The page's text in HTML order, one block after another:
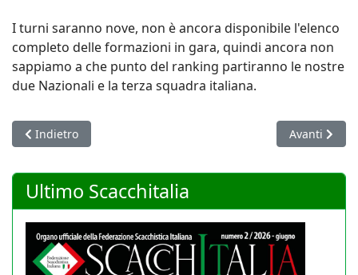
I turni saranno nove, non è ancora disponibile l'elenco
completo delle formazioni in gara, quindi ancora non
sappiamo a che punto del ranking partiranno le nostre
due Nazionali e la terza squadra italiana.
Articolo precedente: Coppa del Mondo per Cadetti: gli
Indietro Articolo
Avanti
Ultimo Scacchitalia